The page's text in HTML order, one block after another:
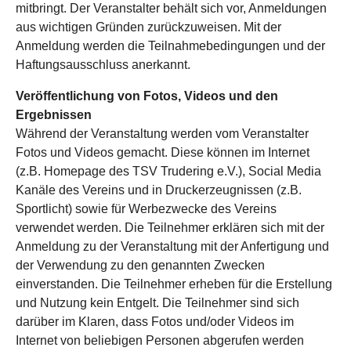
mitbringt. Der Veranstalter behält sich vor, Anmeldungen
aus wichtigen Gründen zurückzuweisen. Mit der
Anmeldung werden die Teilnahmebedingungen und der
Haftungsausschluss anerkannt.
Veröffentlichung von Fotos, Videos und den
Ergebnissen
Während der Veranstaltung werden vom Veranstalter
Fotos und Videos gemacht. Diese können im Internet
(z.B. Homepage des TSV Trudering e.V.), Social Media
Kanäle des Vereins und in Druckerzeugnissen (z.B.
Sportlicht) sowie für Werbezwecke des Vereins
verwendet werden. Die Teilnehmer erklären sich mit der
Anmeldung zu der Veranstaltung mit der Anfertigung und
der Verwendung zu den genannten Zwecken
einverstanden. Die Teilnehmer erheben für die Erstellung
und Nutzung kein Entgelt. Die Teilnehmer sind sich
darüber im Klaren, dass Fotos und/oder Videos im
Internet von beliebigen Personen abgerufen werden